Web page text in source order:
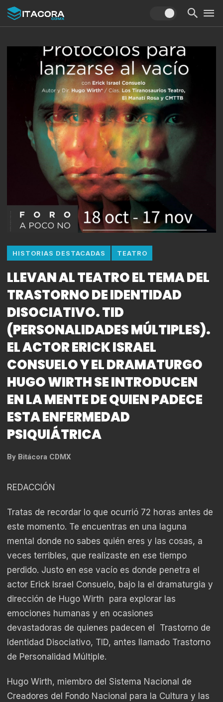
HISTORIAS DESTACADAS TEATRO
LLEVAN AL TEATRO EL TEMA DEL
TRASTORNO DE IDENTIDAD
DISOCIATIVO. TID
(PERSONALIDADES MÚLTIPLES).
EL ACTOR ERICK ISRAEL
CONSUELO Y EL DRAMATURGO
HUGO WIRTH SE INTRODUCEN
EN LA MENTE DE QUIEN PADECE
ESTA ENFERMEDAD
PSIQUIÁTRICA
By Bitácora CDMX
REDACCIÓN
Tratas de recordar lo que ocurrió 72 horas antes de
este momento. Te encuentras en una laguna
mental donde no sabes quién eres y las cosas, a
veces terribles, que realizaste en ese tiempo
perdido. Justo en ese vacío es donde penetra el
actor Erick Israel Consuelo, bajo la el dramaturgia y
dirección de Hugo Wirth para explorar las
emociones humanas y en ocasiones
devastadoras de quienes padecen el Trastorno de
Identidad Disociativo, TID, antes llamado Trastorno
de Personalidad Múltiple.
Hugo Wirth, miembro del Sistema Nacional de
Creadores del Fondo Nacional para la Cultura y las